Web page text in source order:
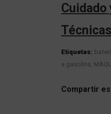
Etiquetas:
a gasolina,
Compartir